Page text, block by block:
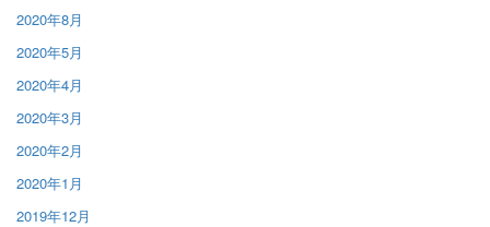
2020年8月
2020年5月
2020年4月
2020年3月
2020年2月
2020年1月
2019年12月